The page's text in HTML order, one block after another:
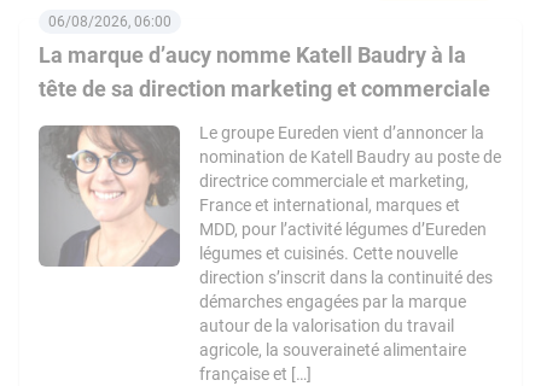
La marque d’aucy nomme Katell Baudry à la
tête de sa direction marketing et commerciale
06/08/2026, 06:00
Le groupe Eureden vient d’annoncer la
nomination de Katell Baudry au poste de
directrice commerciale et marketing,
France et international, marques et
MDD, pour l’activité légumes d’Eureden
légumes et cuisinés. Cette nouvelle
direction s’inscrit dans la continuité des
démarches engagées par la marque
autour de la valorisation du travail
agricole, la souveraineté alimentaire
française et […]